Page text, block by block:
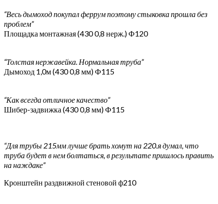
“Весь дымоход покупал феррум поэтому стыковка прошла без
проблем”
Площадка монтажная (430 0,8 нерж.) Ф120
“Толстая нержавейка. Нормальная труба”
Дымоход 1,0м (430 0,8 мм) Ф115
“Как всегда отличное качество”
Шибер-задвижка (430 0,8 мм) Ф115
“Для трубы 215мм лучше брать хомут на 220.я думал, что
труба будет в нем болтаться, в результате пришлось править
на наждаке”
Кронштейн раздвижной стеновой ф210